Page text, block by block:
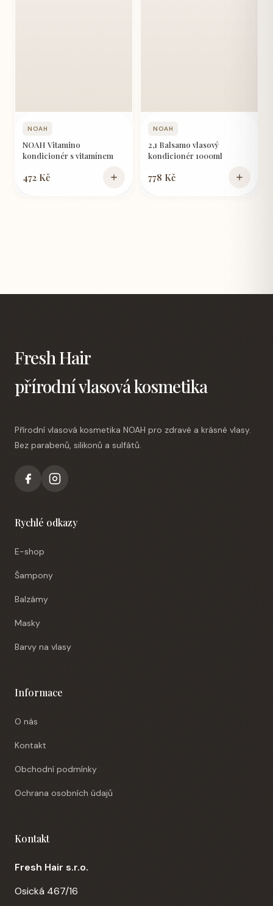
NOAH
NOAH Vitamino
kondicionér s vitamínem
472 Kč
NOAH
2,1 Balsamo vlasový
kondicionér 1000ml
778 Kč
Fresh Hair
přírodní vlasová kosmetika
Přírodní vlasová kosmetika NOAH pro zdravé a krásné vlasy.
Bez parabenů, silikonů a sulfátů.
Rychlé odkazy
E-shop
Šampony
Balzámy
Masky
Barvy na vlasy
Informace
O nás
Kontakt
Obchodní podmínky
Ochrana osobních údajů
Kontakt
Fresh Hair s.r.o.
Osická 467/16